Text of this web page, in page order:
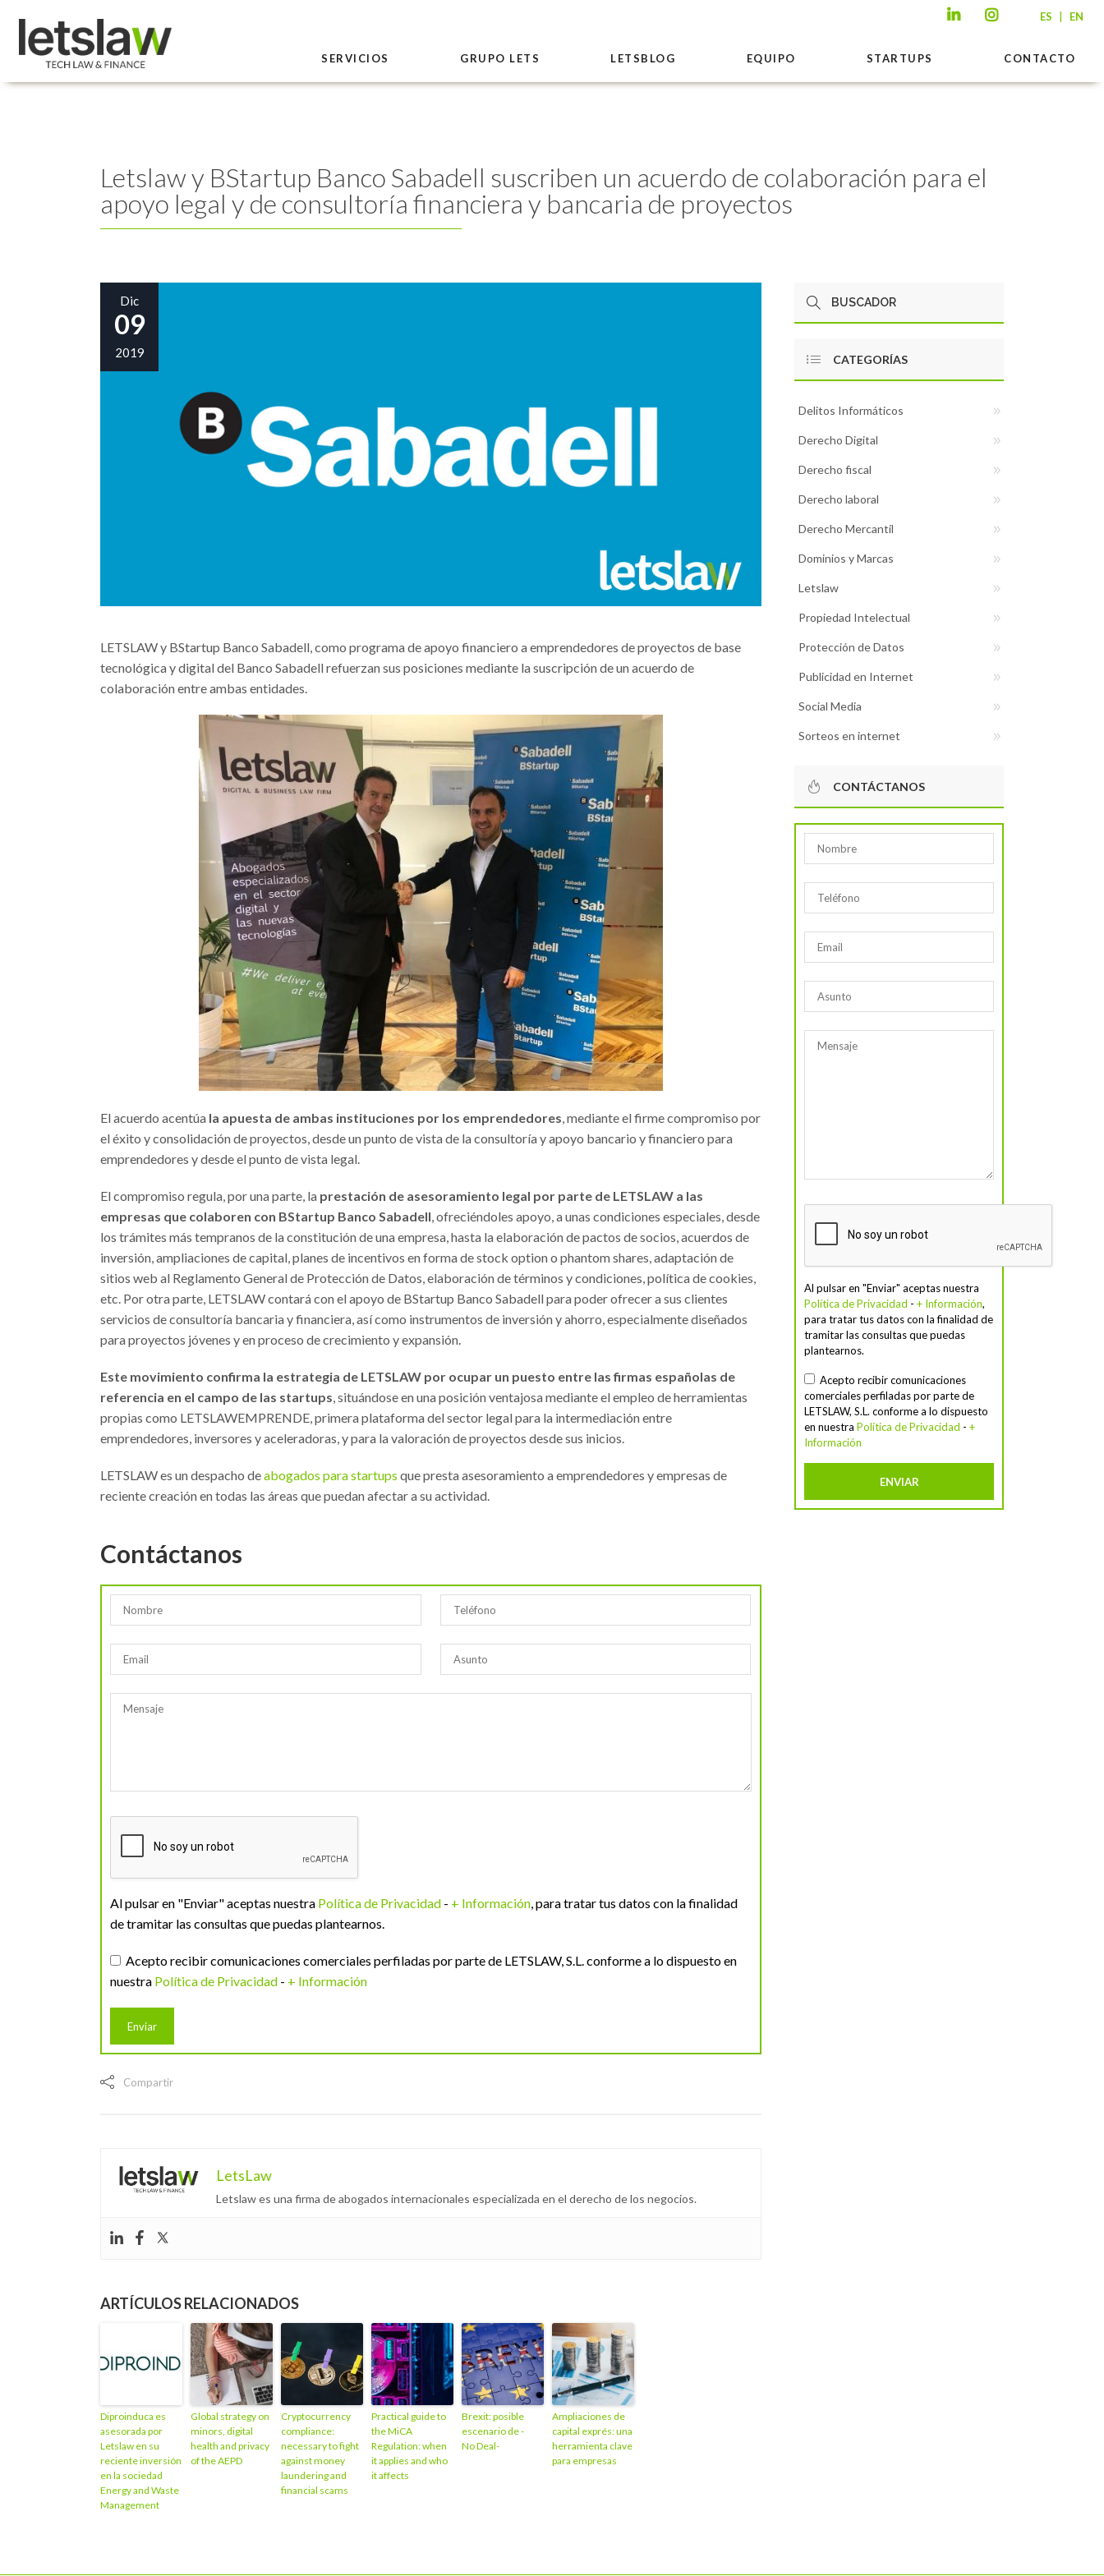
ES | EN
SERVICIOS GRUPO LETS LETSBLOG EQUIPO STARTUPS CONTACTO
Letslaw y BStartup Banco Sabadell suscriben un acuerdo de colaboración para el
apoyo legal y de consultoría financiera y bancaria de proyectos
Dic
09
2019
LETSLAW y BStartup Banco Sabadell, como programa de apoyo financiero a emprendedores de proyectos de base
tecnológica y digital del Banco Sabadell refuerzan sus posiciones mediante la suscripción de un acuerdo de
colaboración entre ambas entidades.
El acuerdo acentúa la apuesta de ambas instituciones por los emprendedores, mediante el firme compromiso por
el éxito y consolidación de proyectos, desde un punto de vista de la consultoría y apoyo bancario y financiero para
emprendedores y desde el punto de vista legal.
El compromiso regula, por una parte, la prestación de asesoramiento legal por parte de LETSLAW a las
empresas que colaboren con BStartup Banco Sabadell, ofreciéndoles apoyo, a unas condiciones especiales, desde
los trámites más tempranos de la constitución de una empresa, hasta la elaboración de pactos de socios, acuerdos de
inversión, ampliaciones de capital, planes de incentivos en forma de stock option o phantom shares, adaptación de
sitios web al Reglamento General de Protección de Datos, elaboración de términos y condiciones, política de cookies,
etc. Por otra parte, LETSLAW contará con el apoyo de BStartup Banco Sabadell para poder ofrecer a sus clientes
servicios de consultoría bancaria y financiera, así como instrumentos de inversión y ahorro, especialmente diseñados
para proyectos jóvenes y en proceso de crecimiento y expansión.
Este movimiento confirma la estrategia de LETSLAW por ocupar un puesto entre las firmas españolas de
referencia en el campo de las startups, situándose en una posición ventajosa mediante el empleo de herramientas
propias como LETSLAWEMPRENDE, primera plataforma del sector legal para la intermediación entre
emprendedores, inversores y aceleradoras, y para la valoración de proyectos desde sus inicios.
LETSLAW es un despacho deabogados para startups que presta asesoramiento a emprendedores y empresas de
reciente creación en todas las áreas que puedan afectar a su actividad.
Contáctanos
Al pulsar en "Enviar" aceptas nuestra Política de Privacidad - + Información, para tratar tus datos con la finalidad
de tramitar las consultas que puedas plantearnos.
Acepto recibir comunicaciones comerciales perfiladas por parte de LETSLAW, S.L. conforme a lo dispuesto en
nuestra Política de Privacidad - + Información
Compartir
LetsLaw
Letslaw es una firma de abogados internacionales especializada en el derecho de los negocios.
ARTÍCULOS RELACIONADOS
Diproinduca es
asesorada por
Letslaw en su
reciente inversión
en la sociedad
Energy and Waste
Management
Global strategy on
minors, digital
health and privacy
of the AEPD
Cryptocurrency
compliance:
necessary to fight
against money
laundering and
financial scams
Practical guide to
the MiCA
Regulation: when
it applies and who
it affects
Brexit: posible
escenario de -
No Deal-
Ampliaciones de
capital exprés: una
herramienta clave
para empresas
CATEGORÍAS
Delitos Informáticos
Derecho Digital
Derecho fiscal
Derecho laboral
Derecho Mercantil
Dominios y Marcas
Letslaw
Propiedad Intelectual
Protección de Datos
Publicidad en Internet
Social Media
Sorteos en internet
CONTÁCTANOS
Al pulsar en "Enviar" aceptas nuestra
Política de Privacidad - + Información,
para tratar tus datos con la finalidad de
tramitar las consultas que puedas
plantearnos.
Acepto recibir comunicaciones
comerciales perfiladas por parte de
LETSLAW, S.L. conforme a lo dispuesto
en nuestra Política de Privacidad - +
Información